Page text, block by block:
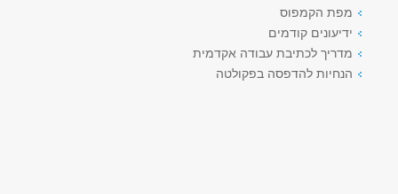
מפת הקמפוס
ידיעונים קודמים
מדריך לכתיבת עבודה אקדמית
הנחיות להדפסה בפקולטה